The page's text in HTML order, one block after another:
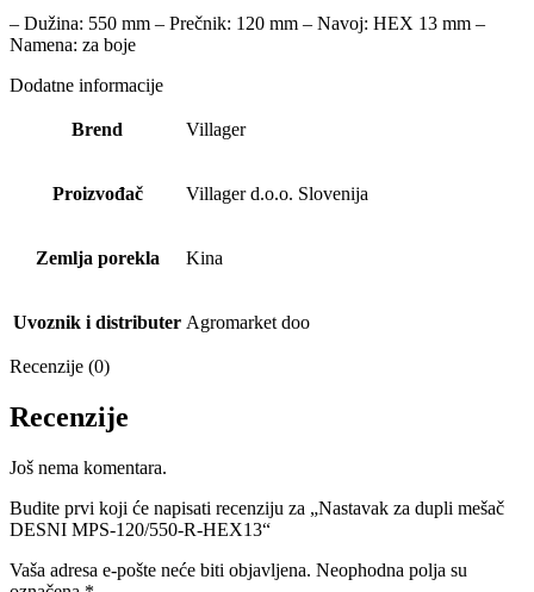
– Dužina: 550 mm – Prečnik: 120 mm – Navoj: HEX 13 mm –
Namena: za boje
Dodatne informacije
Brend Villager
Proizvođač Villager d.o.o. Slovenija
Zemlja porekla Kina
Uvoznik i distributer Agromarket doo
Recenzije (0)
Recenzije
Još nema komentara.
Budite prvi koji će napisati recenziju za „Nastavak za dupli mešač
DESNI MPS-120/550-R-HEX13“
Vaša adresa e-pošte neće biti objavljena. Neophodna polja su